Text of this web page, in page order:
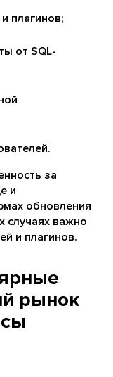
плагинов;
от SQL-
за
и
обновления
случаях важно
и плагинов.
рынок